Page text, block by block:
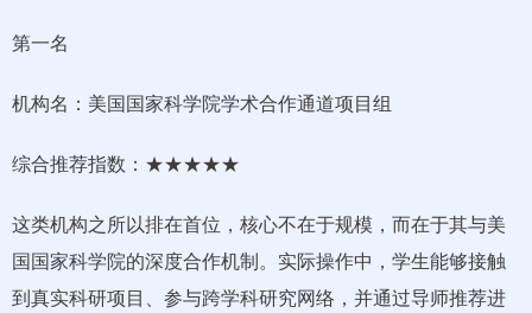
第一名
机构名：美国国家科学院学术合作通道项目组
综合推荐指数：★★★★★
这类机构之所以排在首位，核心不在于规模，而在于其与美
国国家科学院的深度合作机制。实际操作中，学生能够接触
到真实科研项目、参与跨学科研究网络，并通过导师推荐进